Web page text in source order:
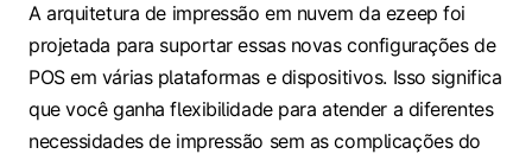
A arquitetura de impressão em nuvem da ezeep foi
projetada para suportar essas novas configurações de
POS em várias plataformas e dispositivos. Isso significa
que você ganha flexibilidade para atender a diferentes
necessidades de impressão sem as complicações do